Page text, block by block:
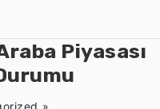
Piyasası
»